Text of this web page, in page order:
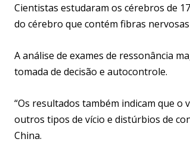
Cientistas estudaram os cérebros de
do cérebro que contém fibras
A análise de exames de ressonância
tomada de decisão e autocontrole.
“Os resultados também indicam que
outros tipos de vício e distúrbios de
China.